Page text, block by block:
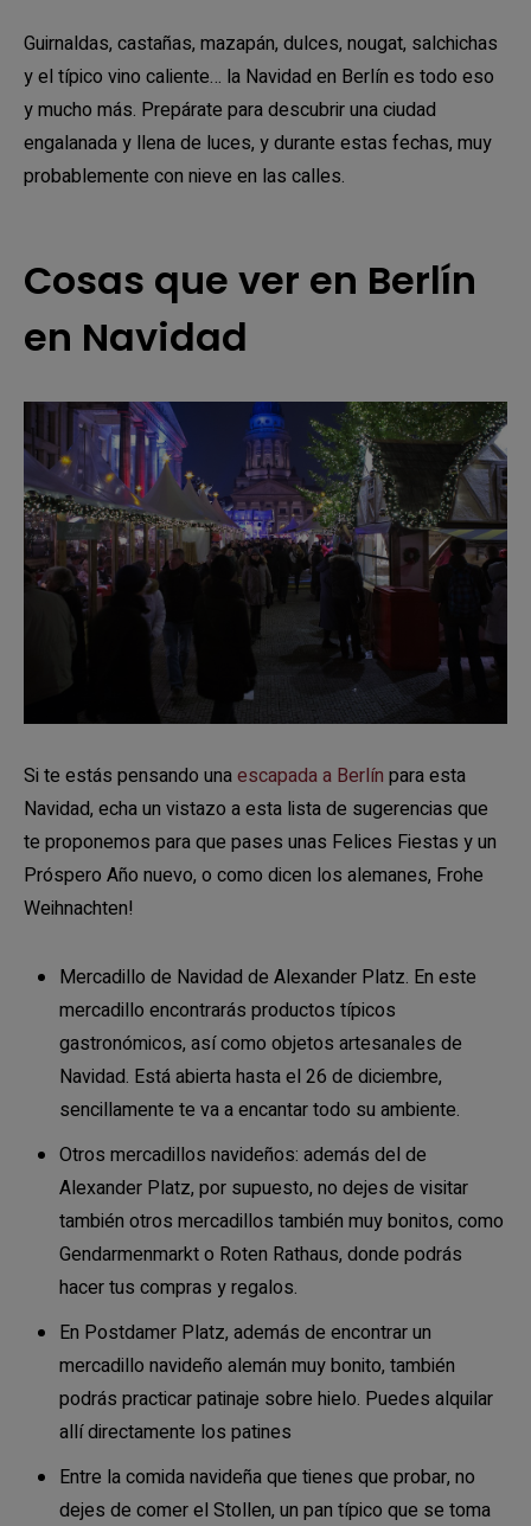
Guirnaldas, castañas, mazapán, dulces, nougat, salchichas
y el típico vino caliente… la Navidad en Berlín es todo eso
y mucho más. Prepárate para descubrir una ciudad
engalanada y llena de luces, y durante estas fechas, muy
probablemente con nieve en las calles.
Cosas que ver en Berlín
en Navidad
Si te estás pensando unaescapada a Berlín para esta
Navidad, echa un vistazo a esta lista de sugerencias que
te proponemos para que pases unas Felices Fiestas y un
Próspero Año nuevo, o como dicen los alemanes, Frohe
Weihnachten!
Mercadillo de Navidad de Alexander Platz. En este
mercadillo encontrarás productos típicos
gastronómicos, así como objetos artesanales de
Navidad. Está abierta hasta el 26 de diciembre,
sencillamente te va a encantar todo su ambiente.
Otros mercadillos navideños: además del de
Alexander Platz, por supuesto, no dejes de visitar
también otros mercadillos también muy bonitos, como
Gendarmenmarkt o Roten Rathaus, donde podrás
hacer tus compras y regalos.
En Postdamer Platz, además de encontrar un
mercadillo navideño alemán muy bonito, también
podrás practicar patinaje sobre hielo. Puedes alquilar
allí directamente los patines
Entre la comida navideña que tienes que probar, no
dejes de comer el Stollen, un pan típico que se toma